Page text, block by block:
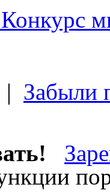
Конкурс
| Забыли